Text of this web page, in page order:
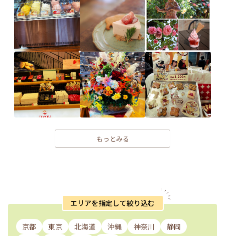
もっとみる
エリアを指定して絞り込む
京都 東京 北海道 沖縄 神奈川
静岡